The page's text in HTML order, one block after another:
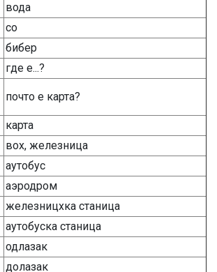
вода
со
бибер
где е...?
почто е карта?
карта
вох, железница
аутобус
аэродром
железницхка станица
аутобуска станица
одлазак
долазак